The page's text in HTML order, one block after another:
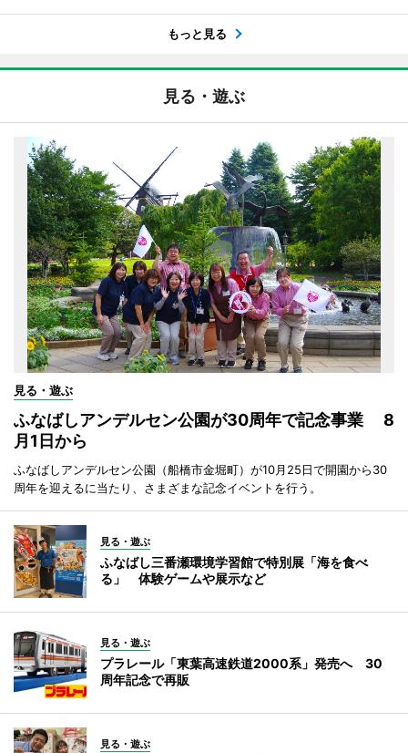
もっと見る
見る・遊ぶ
見る・遊ぶ
ふなばしアンデルセン公園が30周年で記念事業 8
月1日から
ふなばしアンデルセン公園（船橋市金堀町）が10月25日で開園から30
周年を迎えるに当たり、さまざまな記念イベントを行う。
見る・遊ぶ
ふなばし三番瀬環境学習館で特別展「海を食べ
る」 体験ゲームや展示など
見る・遊ぶ
プラレール「東葉高速鉄道2000系」発売へ 30
周年記念で再販
見る・遊ぶ